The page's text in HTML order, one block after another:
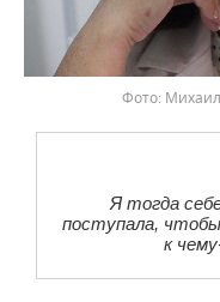
Я тогда
поступала,
к